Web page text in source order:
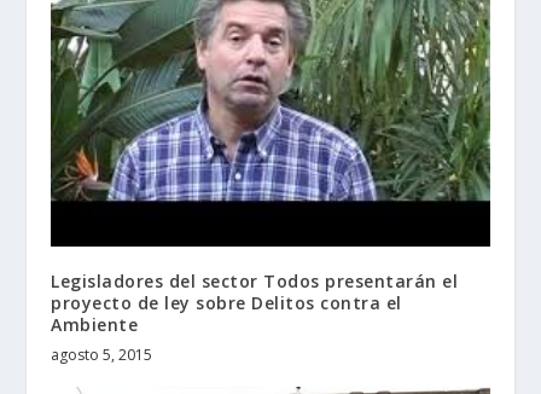
Legisladores del sector Todos presentarán el
proyecto de ley sobre Delitos contra el
Ambiente
agosto 5, 2015